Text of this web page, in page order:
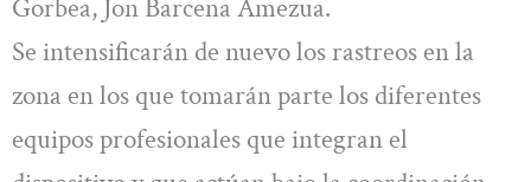
Gorbea, Jon Barcena Amezua.
Se intensificarán de nuevo los rastreos en la
zona en los que tomarán parte los diferentes
equipos profesionales que integran el